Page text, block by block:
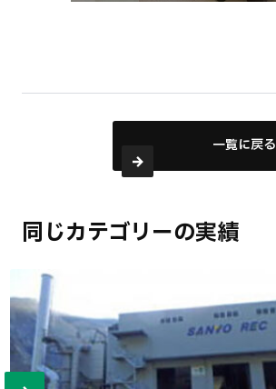
一覧に戻る
同じカテゴリーの実績